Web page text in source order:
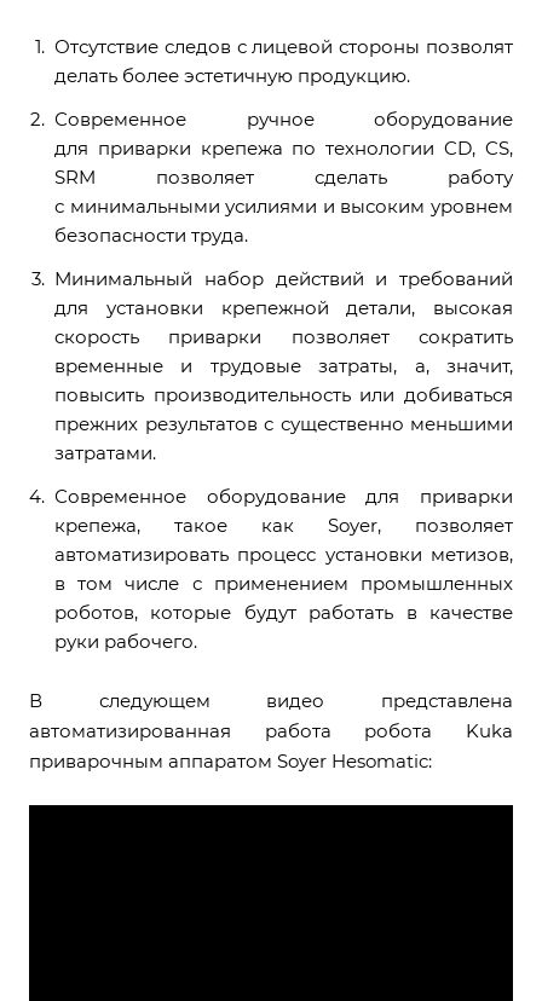
Отсутствие следов с лицевой стороны позволят
делать более эстетичную продукцию.
Современное ручное оборудование
для приварки крепежа по технологии CD, CS,
SRM позволяет сделать работу
с минимальными усилиями и высоким уровнем
безопасности труда.
Минимальный набор действий и требований
для установки крепежной детали, высокая
скорость приварки позволяет сократить
временные и трудовые затраты, а, значит,
повысить производительность или добиваться
прежних результатов с существенно меньшими
затратами.
Современное оборудование для приварки
крепежа, такое как Soyer, позволяет
автоматизировать процесс установки метизов,
в том числе с применением промышленных
роботов, которые будут работать в качестве
руки рабочего.
В следующем видео представлена
автоматизированная работа робота Kuka
приварочным аппаратом Soyer Hesomatic: